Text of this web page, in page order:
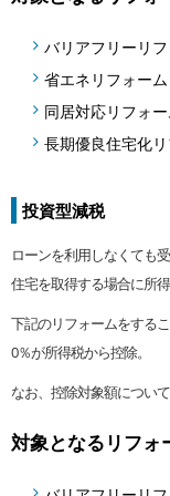
バリアフリーリ
省エネリフォーム
同居対応リフォ
長期優良住宅化
投資型減税
ローンを利用しなくても
住宅を取得する場合に所
下記のリフォームをする
0％が所得税から控除。
なお、控除対象額につい
対象となるリフォ